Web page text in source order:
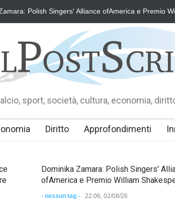
Polish Singers' Alliance ofAmerica e Premio
sport, società, cultura, economia,
Diritto Approfondimenti
Dominika Zamara: Polish Singers'
ofAmerica e Premio William
- nessun tag - 22:06, 02/08/26